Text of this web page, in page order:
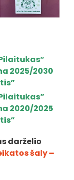
2025/2030
2020/2025
darželio
šaly –